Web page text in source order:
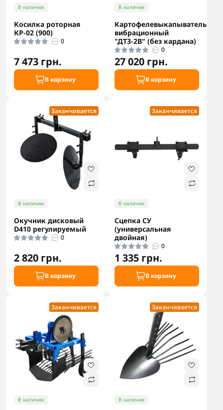
В наличии
Косилка роторная
КР-02 (900)
0
7 473 грн.
В корзину
В наличии
Картофелевыкапыватель
вибрационный
"ДТЗ-2В" (без кардана)
0
27 020 грн.
В корзину
Заканчивается
В наличии
Окучник дисковый
D410 регулируемый
0
2 820 грн.
В корзину
Заканчивается
В наличии
Сцепка СУ
(универсальная
двойная)
0
1 335 грн.
В корзину
Заканчивается
В наличии
Заканчивается
В наличии